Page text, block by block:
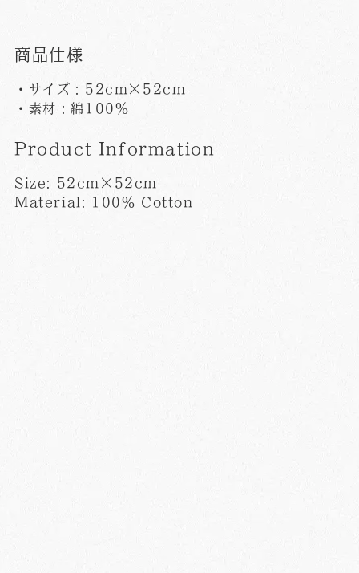
商品仕様
・サイズ：52cm×52cm
・素材：綿100％
Product Information
Size: 52cm×52cm
Material: 100％ Cotton